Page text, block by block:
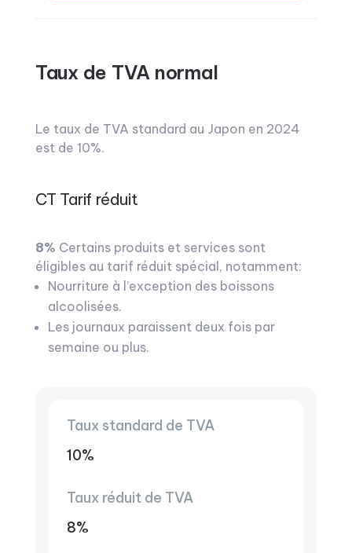
Taux de TVA normal
Le taux de TVA standard au Japon en 2024
est de 10%.
CT Tarif réduit
8% Certains produits et services sont
éligibles au tarif réduit spécial, notamment:
Nourriture à l’exception des boissons
alcoolisées.
Les journaux paraissent deux fois par
semaine ou plus.
Taux standard de TVA
10%
Taux réduit de TVA
8%